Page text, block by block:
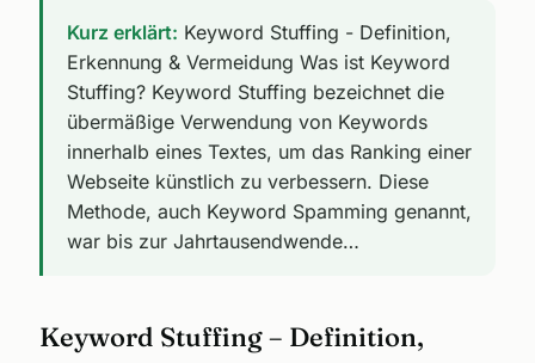
Kurz erklärt: Keyword Stuffing - Definition,
Erkennung & Vermeidung Was ist Keyword
Stuffing? Keyword Stuffing bezeichnet die
übermäßige Verwendung von Keywords
innerhalb eines Textes, um das Ranking einer
Webseite künstlich zu verbessern. Diese
Methode, auch Keyword Spamming genannt,
war bis zur Jahrtausendwende…
Keyword Stuffing – Definition,